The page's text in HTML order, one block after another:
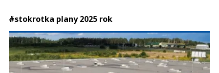
#stokrotka plany 2025 rok